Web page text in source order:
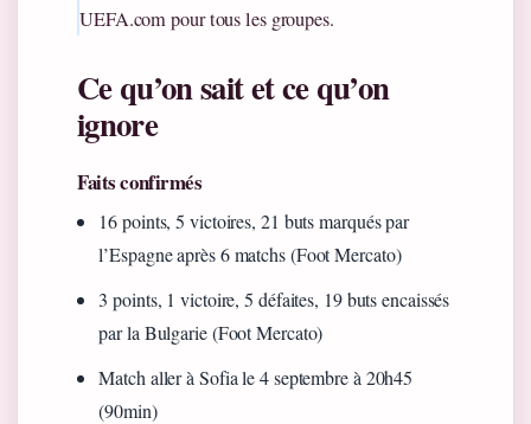
UEFA.com pour tous les groupes.
Ce qu’on sait et ce qu’on
ignore
Faits confirmés
16 points, 5 victoires, 21 buts marqués par
l’Espagne après 6 matchs (Foot Mercato)
3 points, 1 victoire, 5 défaites, 19 buts encaissés
par la Bulgarie (Foot Mercato)
Match aller à Sofia le 4 septembre à 20h45
(90min)